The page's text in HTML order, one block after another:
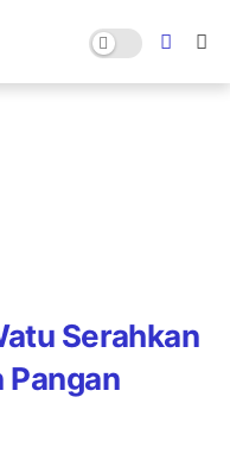
Serahkan
Pangan